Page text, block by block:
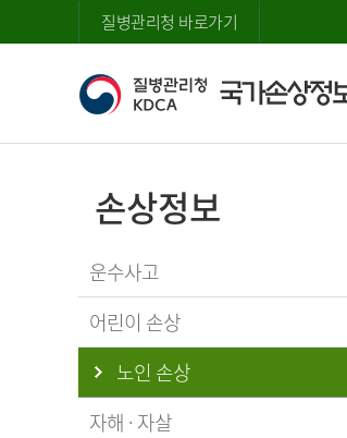
질병관리청 바로가기
손상정보
운수사고
어린이 손상
노인 손상
자해 · 자살